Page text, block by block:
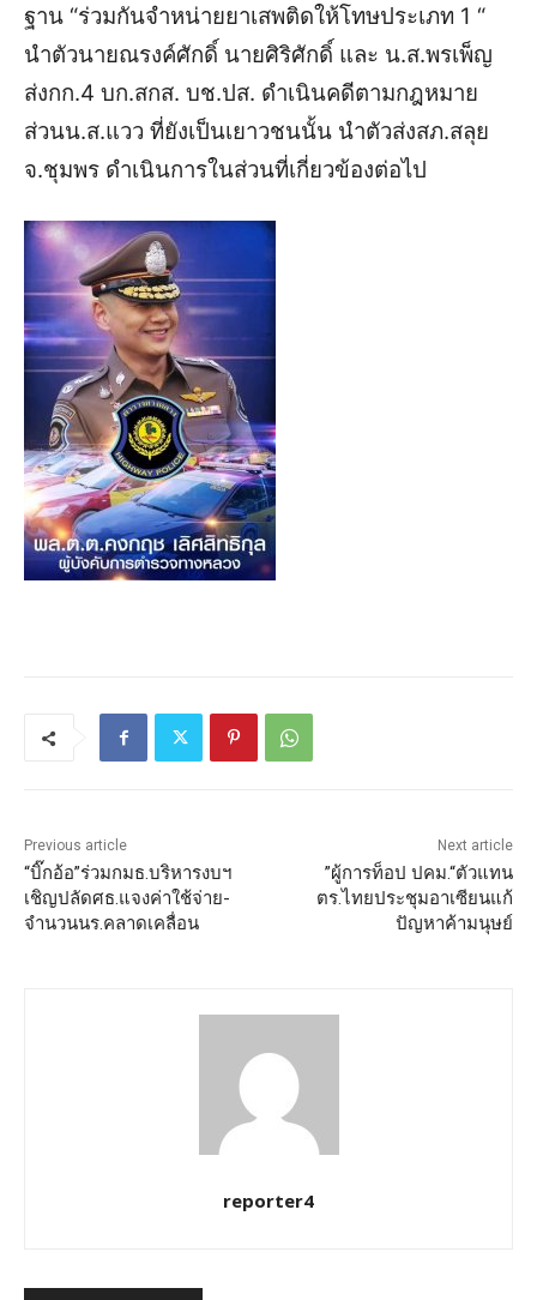
ฐาน “ร่วมกันจำหน่ายยาเสพติดให้โทษประเภท 1 “
นำตัวนายณรงค์ศักดิ์ นายศิริศักดิ์ และ น.ส.พรเพ็ญ
ส่งกก.4 บก.สกส. บช.ปส. ดำเนินคดีตามกฎหมาย
ส่วนน.ส.แวว ที่ยังเป็นเยาวชนนั้น นำตัวส่งสภ.สลุย
จ.ชุมพร ดำเนินการในส่วนที่เกี่ยวข้องต่อไป
Previous article
“บิ๊กอ้อ”ร่วมกมธ.บริหารงบฯ
เชิญปลัดศธ.แจงค่าใช้จ่าย-
จำนวนนร.คลาดเคลื่อน
Next article
”ผู้การท็อป ปคม.“ตัวแทน
ตร.ไทยประชุมอาเซียนแก้
ปัญหาค้ามนุษย์
reporter4